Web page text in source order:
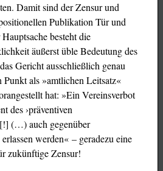
Damit sind der Zensur und
Publikation Tür und
besteht die
äußerst üble Bedeutung des
Gericht ausschließlich genau
Punkt als »amtlichen Leitsatz«
hat: »Ein Vereinsverbot
des ›präventiven
[!] (…) auch gegenüber
werden« – geradezu eine
zukünftige Zensur!